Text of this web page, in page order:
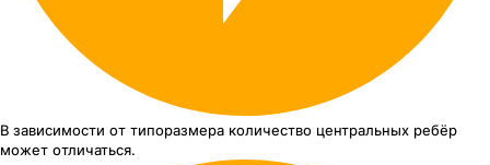
В зависимости от типоразмера количество центральных ребёр
может отличаться.